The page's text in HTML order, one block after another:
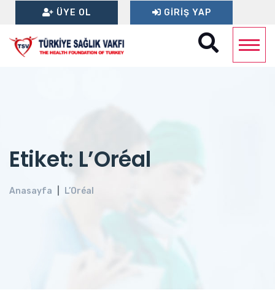
ÜYE OL GIRIŞ YAP
Etiket: L’Oréal
Anasayfa L’Oréal